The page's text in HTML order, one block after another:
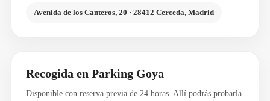
Avenida de los Canteros, 20 · 28412 Cerceda, Madrid
Recogida en Parking Goya
Disponible con reserva previa de 24 horas. Allí podrás probarla